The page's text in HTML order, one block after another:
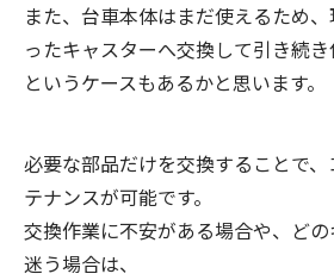
また、台車本体はまだ使えるため
ったキャスターへ交換して引き続
というケースもあるかと思います。
必要な部品だけを交換することで
テナンスが可能です。
交換作業に不安がある場合や、ど
迷う場合は、